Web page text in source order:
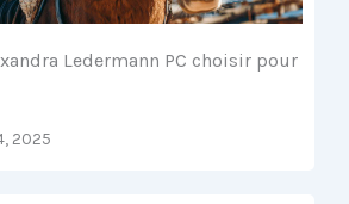
Ledermann PC choisir pour
2025